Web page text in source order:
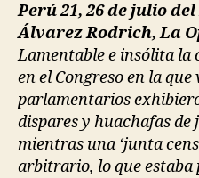
Perú 21, 26 de julio
Álvarez Rodrich, La
Lamentable e insólita la
en el Congreso en la
parlamentarios
dispares y huachafas de
mientras una ‘junta
arbitrario, lo que estaba